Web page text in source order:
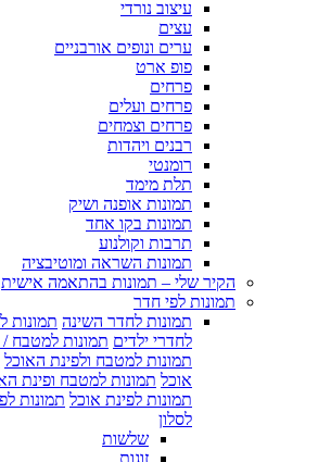
עיצוב נורדי
עצים
ערים ונופים אורבניים
פופ ארט
פרחים
פרחים ועלים
פרחים וצמחים
רבנים ויהדות
רומנטי
תלת מימד
תמונות אופנה ושיק
תמונות בקו אחד
תרבות וקולנוע
תמונות השראה ומוטיבציה
הקיר שלי – תמונות בהתאמה אישית
תמונות לפי חדר
תמונות לחדר השינה תמונות
לחדרי ילדים תמונות למטבח /
תמונות למטבח ולפינת האוכל
אוכל תמונות למטבח ופינת
תמונות לפינת אוכל תמונות
לסלון
שלשות
זוגות